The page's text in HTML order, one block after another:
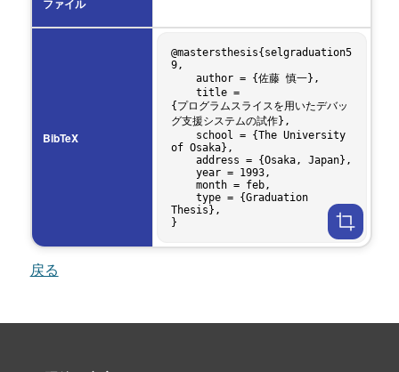
BibTeX
@mastersthesis{selgraduation5
9,
{プログラムスライスを用いたデバッ
グ支援システムの試作},
of Osaka},
Thesis},
戻る